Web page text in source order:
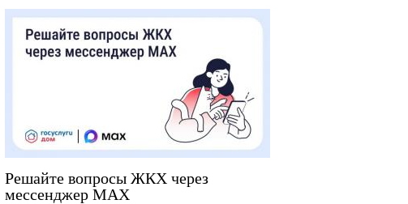
Решайте вопросы ЖКХ через
мессенджер MAX